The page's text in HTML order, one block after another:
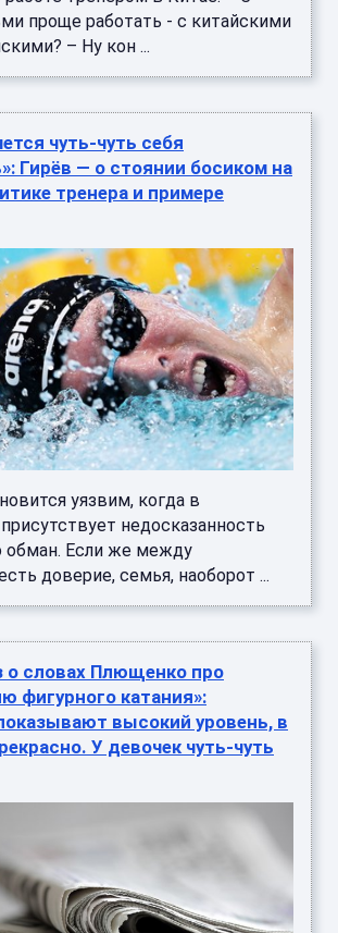
проще работать - с китайскими
– Ну кон ...
чуть‑чуть себя
Гирёв — о стоянии босиком на
тренера и примере
уязвим, когда в
недосказанность
обман. Если же между
доверие, семья, наоборот ...
о словах Плющенко про
фигурного катания»:
высокий уровень, в
У девочек чуть-чуть